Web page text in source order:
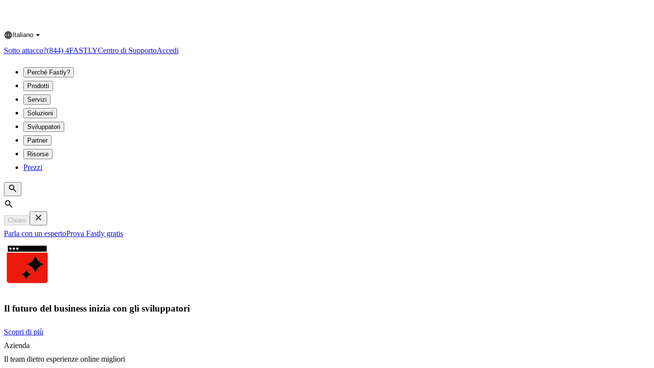
Language
Italiano
Sotto attacco?(844) 4FASTLYCentro di SupportoAccedi
Perché Fastly?
Prodotti
Servizi
Soluzioni
Sviluppatori
Partner
Risorse
Prezzi
Search
Chiaro
Parla con un espertoProva Fastly gratis
Il futuro del business inizia con gli sviluppatori
Scopri di più
Azienda
Il team dietro esperienze online migliori